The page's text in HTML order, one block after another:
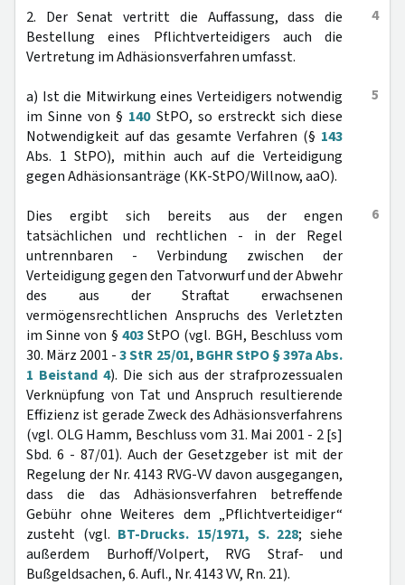
4
2. Der Senat vertritt die Auffassung, dass die
Bestellung eines Pflichtverteidigers auch die
Vertretung im Adhäsionsverfahren umfasst.
5
a) Ist die Mitwirkung eines Verteidigers notwendig
im Sinne von § 140StPO, so erstreckt sich diese
Notwendigkeit auf das gesamte Verfahren (§ 143
Abs. 1 StPO), mithin auch auf die Verteidigung
gegen Adhäsionsanträge (KK-StPO/Willnow, aaO).
6
Dies ergibt sich bereits aus der engen
tatsächlichen und rechtlichen - in der Regel
untrennbaren - Verbindung zwischen der
Verteidigung gegen den Tatvorwurf und der Abwehr
des aus der Straftat erwachsenen
vermögensrechtlichen Anspruchs des Verletzten
im Sinne von § 403StPO (vgl. BGH, Beschluss vom
30. März 2001 -3 StR 25/01, BGHR StPO § 397a Abs.
1 Beistand 4). Die sich aus der strafprozessualen
Verknüpfung von Tat und Anspruch resultierende
Effizienz ist gerade Zweck des Adhäsionsverfahrens
(vgl. OLG Hamm, Beschluss vom 31. Mai 2001 - 2 [s]
Sbd. 6 - 87/01). Auch der Gesetzgeber ist mit der
Regelung der Nr. 4143 RVG-VV davon ausgegangen,
dass die das Adhäsionsverfahren betreffende
Gebühr ohne Weiteres dem „Pflichtverteidiger“
zusteht (vgl. BT-Drucks. 15/1971, S. 228; siehe
außerdem Burhoff/Volpert, RVG Straf- und
Bußgeldsachen, 6. Aufl., Nr. 4143 VV, Rn. 21).